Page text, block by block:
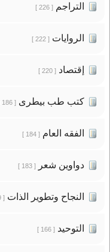
التراجم[ 226 ]
الروايات[ 222 ]
إقتصاد[ 220 ]
كتب طب بيطرى[ 186 ]
الفقه العام[ 184 ]
دواوين شعر[ 183 ]
النجاح وتطوير الذات[ 169 ]
التوحيد[ 166 ]